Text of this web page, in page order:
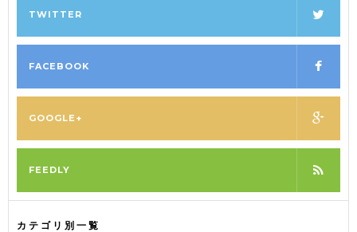
TWITTER
FACEBOOK
GOOGLE+
FEEDLY
カテゴリ別一覧